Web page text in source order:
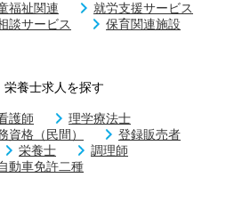
福祉関連
就労支援サービス
談サービス
保育関連施設
養士求人を探す
護師
理学療法士
資格（民間）
登録販売者
栄養士
調理師
動車免許二種